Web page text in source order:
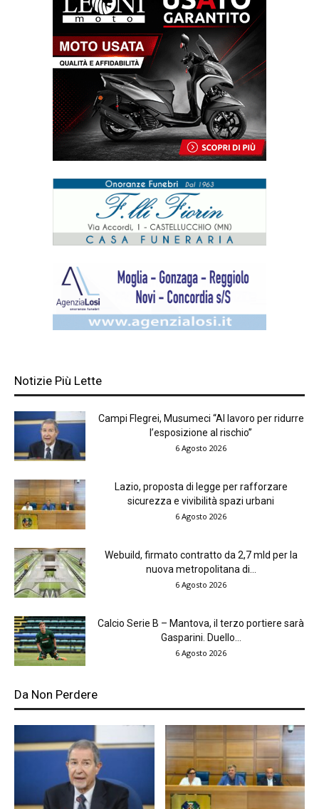
Notizie Più Lette
Campi Flegrei, Musumeci “Al lavoro per ridurre
l’esposizione al rischio”
6 Agosto 2026
Lazio, proposta di legge per rafforzare
sicurezza e vivibilità spazi urbani
6 Agosto 2026
Webuild, firmato contratto da 2,7 mld per la
nuova metropolitana di...
6 Agosto 2026
Calcio Serie B – Mantova, il terzo portiere sarà
Gasparini. Duello...
6 Agosto 2026
Da Non Perdere